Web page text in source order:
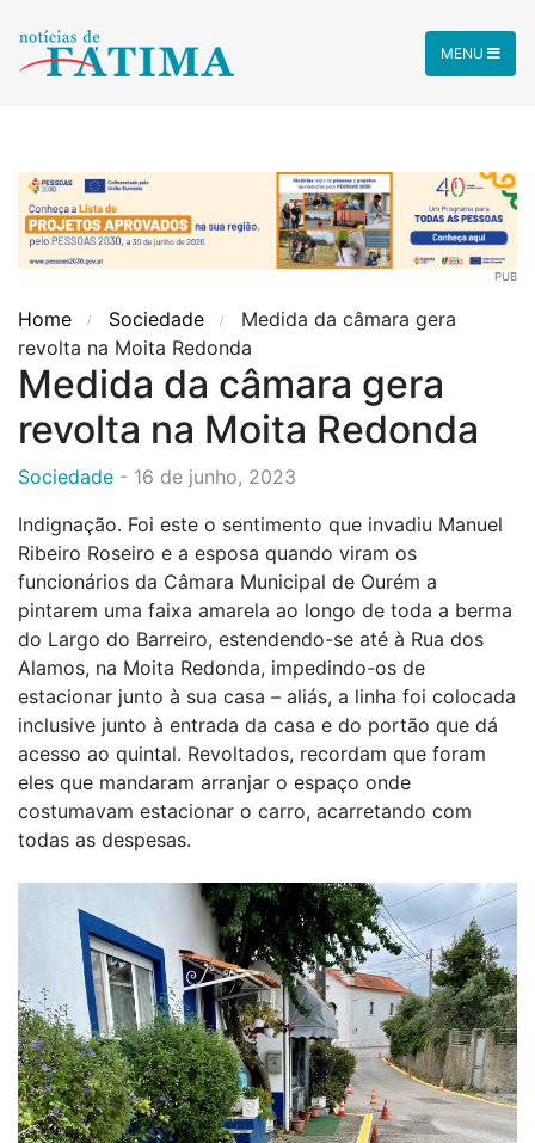
MENU
PUB
Home Sociedade
Medida da câmara gera
revolta na Moita Redonda
Medida da câmara gera
revolta na Moita Redonda
Sociedade - 16 de junho, 2023
Indignação. Foi este o sentimento que invadiu Manuel
Ribeiro Roseiro e a esposa quando viram os
funcionários da Câmara Municipal de Ourém a
pintarem uma faixa amarela ao longo de toda a berma
do Largo do Barreiro, estendendo-se até à Rua dos
Alamos, na Moita Redonda, impedindo-os de
estacionar junto à sua casa – aliás, a linha foi colocada
inclusive junto à entrada da casa e do portão que dá
acesso ao quintal. Revoltados, recordam que foram
eles que mandaram arranjar o espaço onde
costumavam estacionar o carro, acarretando com
todas as despesas.